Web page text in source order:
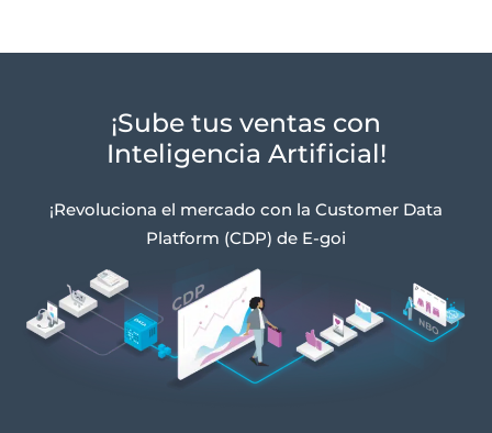
¡Sube tus ventas con
Inteligencia Artificial!
¡Revoluciona el mercado con la Customer Data
Platform (CDP) de E-goi